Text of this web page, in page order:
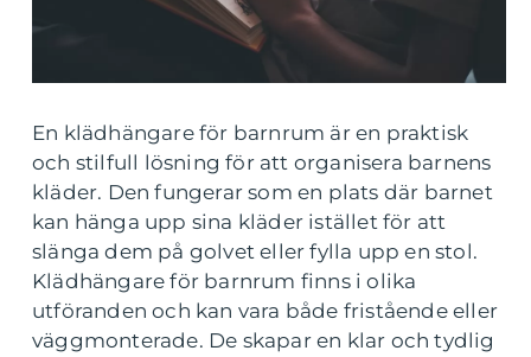
En klädhängare för barnrum är en praktisk
och stilfull lösning för att organisera barnens
kläder. Den fungerar som en plats där barnet
kan hänga upp sina kläder istället för att
slänga dem på golvet eller fylla upp en stol.
Klädhängare för barnrum finns i olika
utföranden och kan vara både fristående eller
väggmonterade. De skapar en klar och tydlig